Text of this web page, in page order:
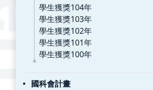
學生獲獎104年
學生獲獎103年
學生獲獎102年
學生獲獎101年
學生獲獎100年
國科會計畫